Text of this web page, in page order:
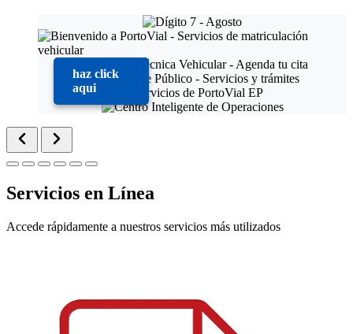
haz click
aqui
Servicios en Línea
Accede rápidamente a nuestros servicios más utilizados